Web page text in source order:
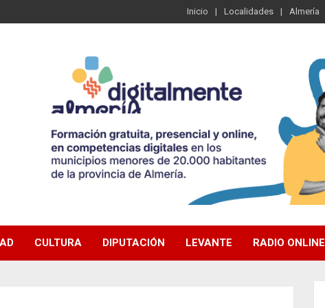
Inicio Localidades Almería
CULTURA DIPUTACIÓN LEVANTE RADIO ONLINE